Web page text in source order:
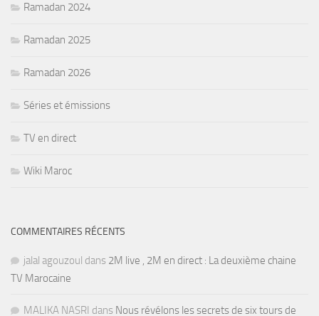
Ramadan 2024
Ramadan 2025
Ramadan 2026
Séries et émissions
TV en direct
Wiki Maroc
COMMENTAIRES RÉCENTS
jalal agouzoul dans 2M live , 2M en direct : La deuxième chaine
TV Marocaine
MALIKA NASRI dans Nous révélons les secrets de six tours de